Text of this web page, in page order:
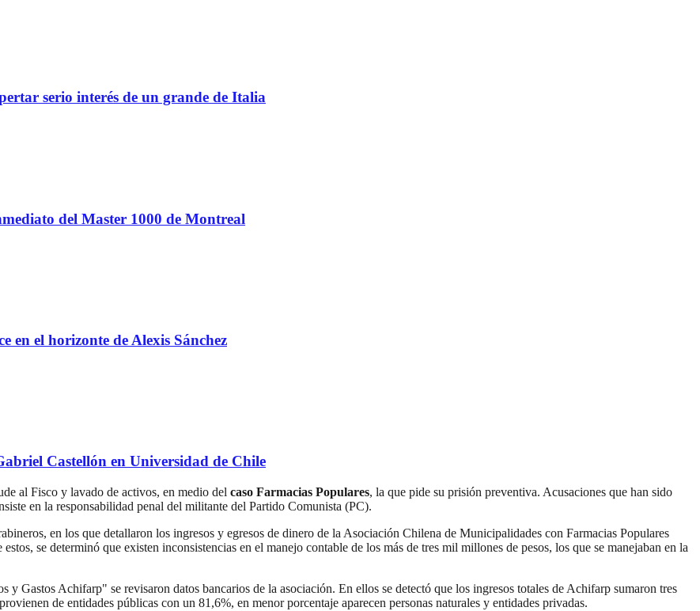
serio interés de un grande de Italia
del Master 1000 de Montreal
en el horizonte de Alexis Sánchez
Castellón en Universidad de Chile
al Fisco y lavado de activos, en medio del caso Farmacias Populares, la que pide su prisión preventiva. Acusaciones que han sido
en la responsabilidad penal del militante del Partido Comunista (PC).
en los que detallaron los ingresos y egresos de dinero de la Asociación Chilena de Municipalidades con Farmacias Populares
se determinó que existen inconsistencias en el manejo contable de los más de tres mil millones de pesos, los que se manejaban en la
y Gastos Achifarp" se revisaron datos bancarios de la asociación. En ellos se detectó que los ingresos totales de Achifarp sumaron tres
de entidades públicas con un 81,6%, en menor porcentaje aparecen personas naturales y entidades privadas.